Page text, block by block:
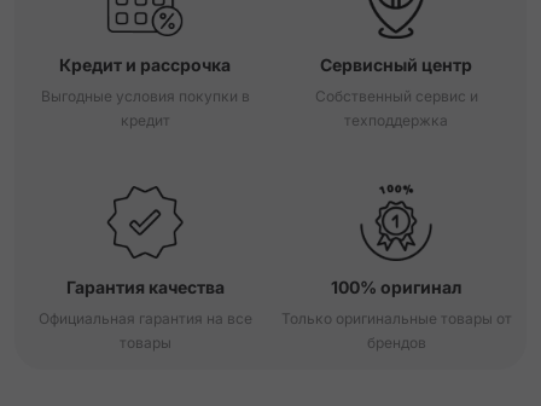
Кредит и рассрочка
Выгодные условия покупки в
кредит
Сервисный центр
Собственный сервис и
техподдержка
Гарантия качества
Официальная гарантия на все
товары
100% оригинал
Только оригинальные товары от
брендов